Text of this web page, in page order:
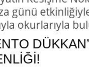
günü
okurlarıyla